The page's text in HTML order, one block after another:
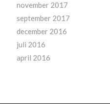
november 2017
september 2017
december 2016
juli 2016
april 2016